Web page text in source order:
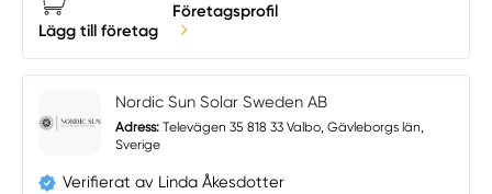
Lägg till företag
Företagsprofil
Nordic Sun Solar Sweden AB
Adress:Televägen 35 818 33 Valbo, Gävleborgs län,
Sverige
Verifierat av Linda Åkesdotter